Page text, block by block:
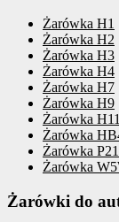
Żarówka H1
Żarówka H2
Żarówka H3
Żarówka H4
Żarówka H7
Żarówka H9
Żarówka H11
Żarówka
Żarówka
Żarówka
Żarówki do